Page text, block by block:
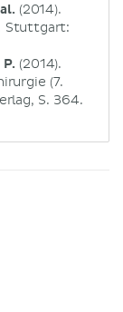
(2014).
Stuttgart:
(2014).
(7.
S. 364.